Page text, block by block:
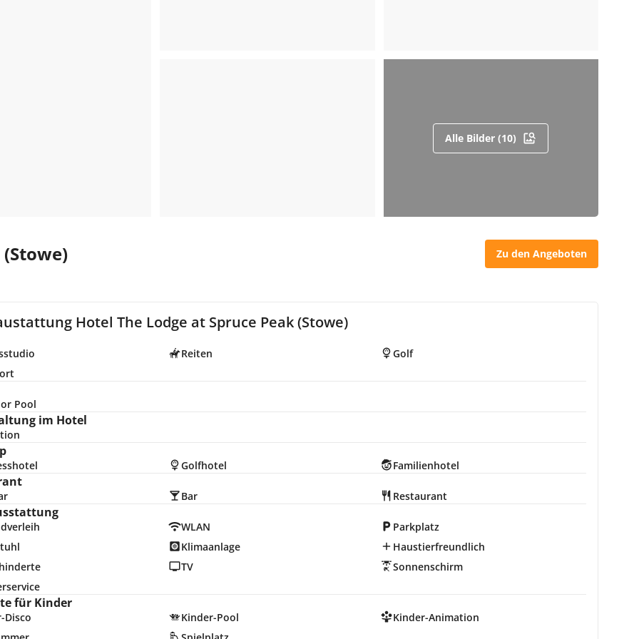
Alle Bilder (10)
Zu den Angeboten
Hotel The Lodge at Spruce Peak (Stowe)
Reiten
Golf
Pool
im Hotel
Golfhotel Familienhotel
Bar Restaurant
WLAN
Parkplatz
Klimaanlage
Haustierfreundlich
TV
Sonnenschirm
für Kinder
Disco Kinder-Pool
Kinder-Animation